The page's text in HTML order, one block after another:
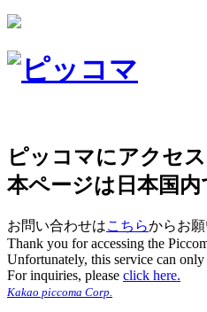
ピッコマにアクセ
本ページは日本国内
お問い合わせはこちらからお願
Thank you for accessing the
Unfortunately, this service can only
For inquiries, please click here.
Kakao piccoma Corp.